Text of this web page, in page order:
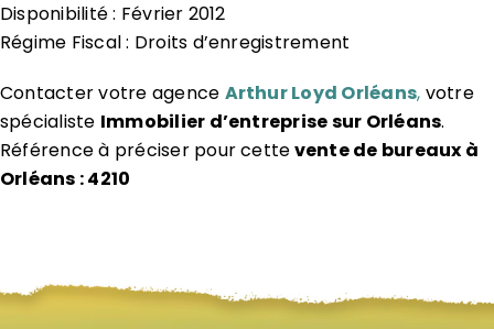
Disponibilité : Février 2012
Régime Fiscal : Droits d’enregistrement
Contacter votre agence Arthur Loyd Orléans, votre
spécialiste Immobilier d’entreprise sur Orléans.
Référence à préciser pour cettevente de bureaux à
Orléans : 4210